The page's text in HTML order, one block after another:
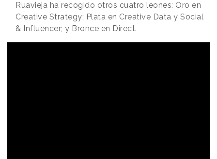
Ruavieja ha recogido otros cuatro leones: Oro en
Creative Strategy; Plata en Creative Data y Social
& Influencer; y Bronce en Direct.